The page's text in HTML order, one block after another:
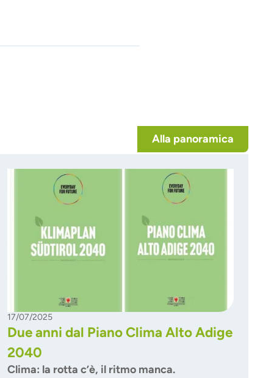
Alla panoramica
17/07/2025
Due anni dal Piano Clima Alto Adige
2040
Clima: la rotta c’è, il ritmo manca.